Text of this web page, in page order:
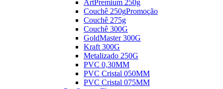
ArtPremium 250g
Couchê 250gPromoção
Couchê 275g
Couchê 300G
GoldMaster 300G
Kraft 300G
Metalizado 250G
PVC 0,30MM
PVC Cristal 050MM
PVC Cristal 075MM